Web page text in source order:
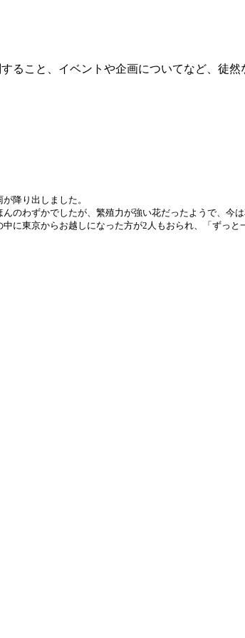
ること、イベントや企画についてなど、徒然
降り出しました。
のわずかでしたが、繁殖力が強い花だったようで、今
に東京からお越しになった方が2 人もおられ、「ずっ